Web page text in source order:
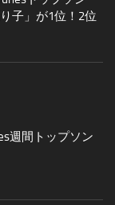
子」が1位！2位
週間トップソン